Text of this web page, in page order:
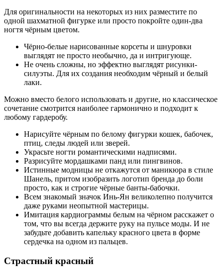
Для оригинальности на некоторых из них разместите по
одной шахматной фигурке или просто покройте один-два
ногтя чёрным цветом.
Чёрно-белые нарисованные корсеты и шнуровки
выглядят не просто необычно, да и интригующе.
Не очень сложны, но эффектно выглядят рисунки-
силуэты. Для их создания необходим чёрный и белый
лаки.
Можно вместо белого использовать и другие, но классическое
сочетание смотрится наиболее гармонично и подходит к
любому гардеробу.
Нарисуйте чёрным по белому фигурки кошек, бабочек,
птиц, следы людей или зверей.
Украсьте ногти романтическими надписями.
Разрисуйте мордашками панд или пингвинов.
Истинные модницы не откажутся от маникюра в стиле
Шанель, притом изобразить логотип бренда до боли
просто, как и строгие чёрные банты-бабочки.
Всем знакомый значок Инь-Ян великолепно получится
даже руками неопытной мастерицы.
Имитация кардиограммы белым на чёрном расскажет о
том, что вы всегда держите руку на пульсе моды. И не
забудьте добавить капельку красного цвета в форме
сердечка на одном из пальцев.
Страстный красный